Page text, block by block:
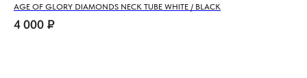
AGE OF GLORY DIAMONDS NECK TUBE WHITE / BLACK
4 000 ₽